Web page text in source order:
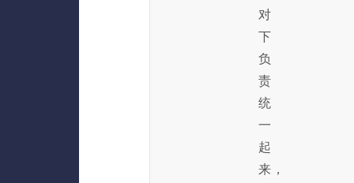
对
下
负
责
统
一
起
来，